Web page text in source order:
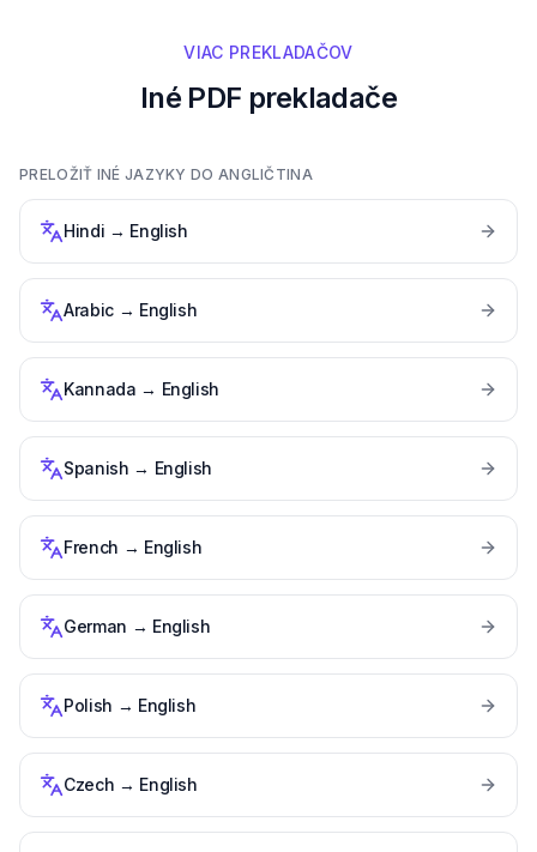
VIAC PREKLADAČOV
Iné PDF prekladače
PRELOŽIŤ INÉ JAZYKY DO ANGLIČTINA
Hindi → English
Arabic→ English
Kannada → English
Spanish → English
French → English
German → English
Polish → English
Czech → English